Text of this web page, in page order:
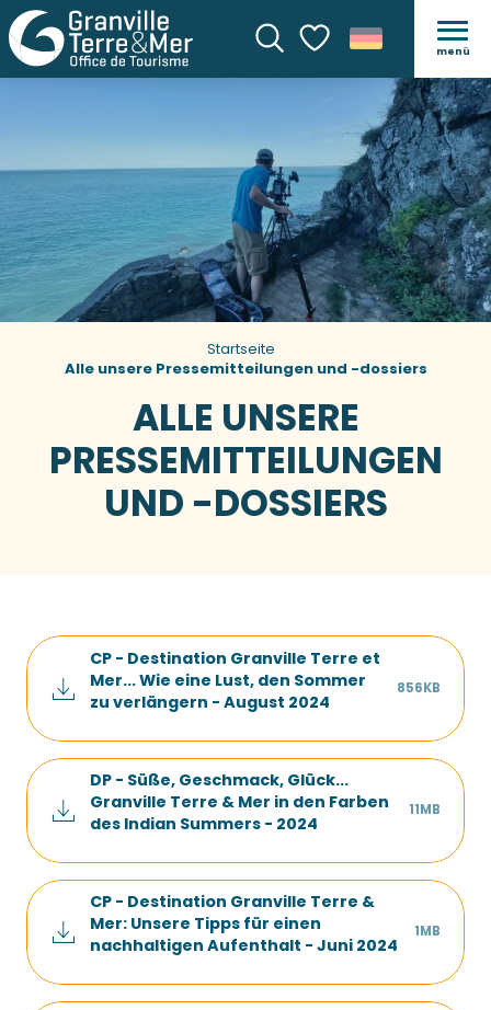
SucheVoir les favoris
menü
Startseite
Alle unsere Pressemitteilungen und -dossiers
ALLE UNSERE
PRESSEMITTEILUNGEN
UND -DOSSIERS
CP - Destination Granville Terre et
Mer... Wie eine Lust, den Sommer
zu verlängern - August 2024
856KB
DP - Süße, Geschmack, Glück...
Granville Terre & Mer in den Farben
des Indian Summers - 2024
11MB
CP - Destination Granville Terre &
Mer: Unsere Tipps für einen
nachhaltigen Aufenthalt - Juni 2024
1MB